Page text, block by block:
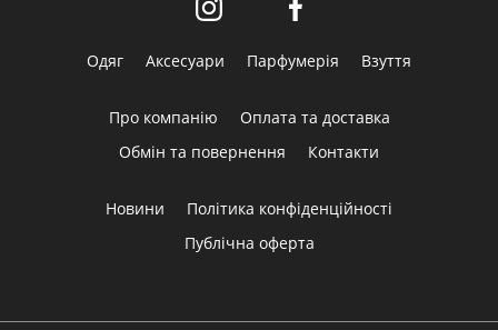
Одяг Аксесуари Парфумерія Взуття
Про компанію
Оплата та доставка
Обмін та повернення
Контакти
Новини
Політика конфіденційності
Публічна оферта